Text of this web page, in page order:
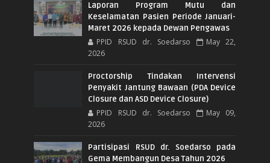
Laporan Program Mutu dan
Keselamatan Pasien Periode Januari-
Maret 2026 kepada Dewan Pengawas
PPID RSUD dr. Soedarso
May 22,
2026
Proctorship Tindakan Intervensi
Penyakit Jantung Bawaan (PDA Device
Closure dan ASD Device Closure)
PPID RSUD dr. Soedarso
May 09,
2026
Partisipasi RSUD dr. Soedarso pada
Gema Membangun Desa Tahun 2026